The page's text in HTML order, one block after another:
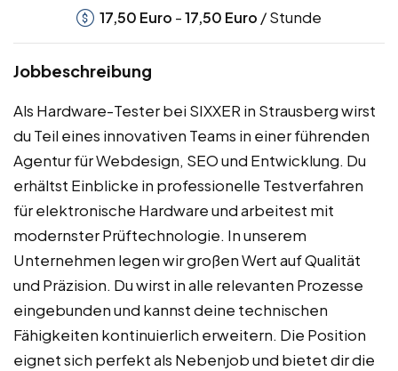
17,50 Euro -17,50 Euro / Stunde
Jobbeschreibung
Als Hardware-Tester bei SIXXER in Strausberg wirst
du Teil eines innovativen Teams in einer führenden
Agentur für Webdesign, SEO und Entwicklung. Du
erhältst Einblicke in professionelle Testverfahren
für elektronische Hardware und arbeitest mit
modernster Prüftechnologie. In unserem
Unternehmen legen wir großen Wert auf Qualität
und Präzision. Du wirst in alle relevanten Prozesse
eingebunden und kannst deine technischen
Fähigkeiten kontinuierlich erweitern. Die Position
eignet sich perfekt als Nebenjob und bietet dir die